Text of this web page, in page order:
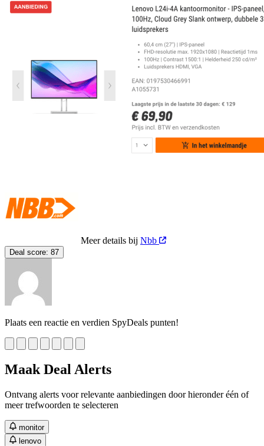
Meer details bij Nbb
Deal score: 87
Plaats een reactie en verdien SpyDeals punten!
Maak Deal Alerts
Ontvang alerts voor relevante aanbiedingen door hieronder één of
meer trefwoorden te selecteren
monitor
lenovo